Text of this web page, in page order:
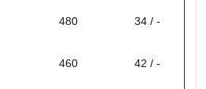
480
34 / -
460
42 / -